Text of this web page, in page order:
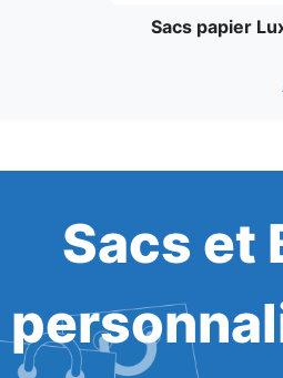
Sacs papier
Sacs et